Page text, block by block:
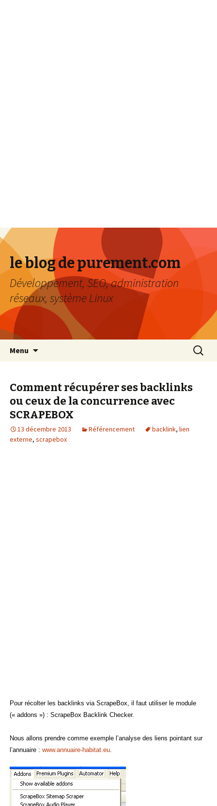
le blog de purement.com
Développement, SEO, administration
réseaux, système Linux
Menu
pour :
Comment récupérer ses backlinks
ou ceux de la concurrence avec
SCRAPEBOX
13 décembre 2013 Référencement backlink, lien
externe, scrapebox
Pour récolter les backlinks via ScrapeBox, il faut utiliser le module
(« addons ») : ScrapeBox Backlink Checker.
Nous allons prendre comme exemple l’analyse des liens pointant sur
l’annuaire : www.annuaire-habitat.eu.